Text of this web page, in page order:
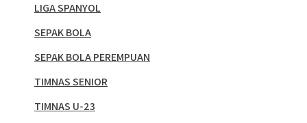
LIGA SPANYOL
SEPAK BOLA
SEPAK BOLA PEREMPUAN
TIMNAS SENIOR
TIMNAS U-23